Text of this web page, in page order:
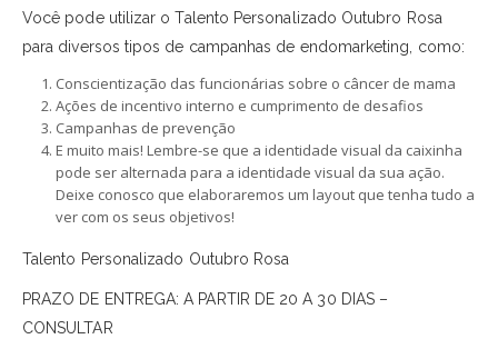
Você pode utilizar o Talento Personalizado Outubro Rosa
para diversos tipos de campanhas de endomarketing, como:
Conscientização das funcionárias sobre o câncer de mama
Ações de incentivo interno e cumprimento de desafios
Campanhas de prevenção
E muito mais! Lembre-se que a identidade visual da caixinha
pode ser alternada para a identidade visual da sua ação.
Deixe conosco que elaboraremos um layout que tenha tudo a
ver com os seus objetivos!
Talento Personalizado Outubro Rosa
PRAZO DE ENTREGA: A PARTIR DE 20 A 30 DIAS –
CONSULTAR